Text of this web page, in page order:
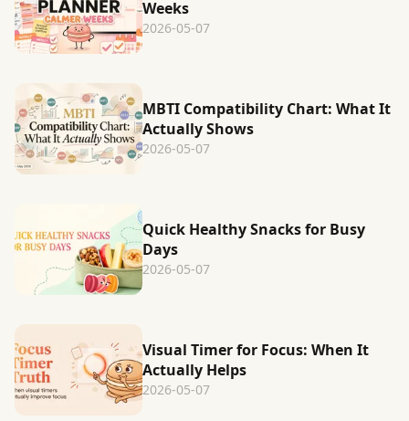
Weeks
2026-05-07
MBTI Compatibility Chart: What It
Actually Shows
2026-05-07
Quick Healthy Snacks for Busy
Days
2026-05-07
Visual Timer for Focus: When It
Actually Helps
2026-05-07